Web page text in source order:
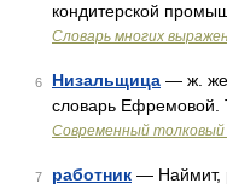
кондитерской
Словарь многих
6 Низальщица — ж.
словарь
Современный толковый
7 работник — Наймит,